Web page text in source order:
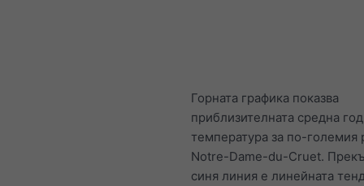
Горната графика показва
приблизителната средна
температура за по-големия
Notre-Dame-du-Cruet.
синя линия е линейната